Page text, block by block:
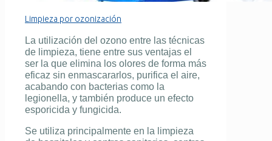
Limpieza por ozonización
La utilización del ozono entre las técnicas
de limpieza, tiene entre sus ventajas el
ser la que elimina los olores de forma más
eficaz sin enmascararlos, purifica el aire,
acabando con bacterias como la
legionella, y también produce un efecto
esporicida y fungicida.
Se utiliza principalmente en la limpieza